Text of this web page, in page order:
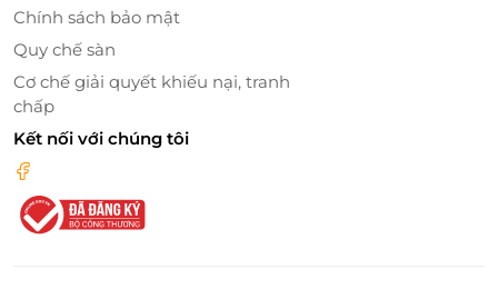
Tiện ích đầy đủ, thoải mái như ở nhà
Không chỉ có cảnh quan đẹp, Bazan Homestay còn
mang đến hàng loạt tiện ích hấp dẫn:
Bể bơi sục khí hiện đại
Chính sách bảo mật
Quy chế sàn
Cơ chế giải quyết khiếu nại, tranh
chấp
Kết nối với chúng tôi